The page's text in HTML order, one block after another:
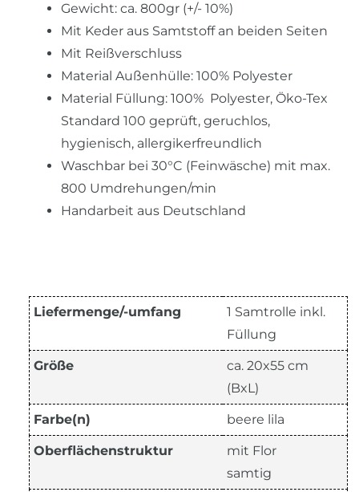
Gewicht: ca. 800gr (+/- 10%)
Mit Keder aus Samtstoff an beiden Seiten
Mit Reißverschluss
Material Außenhülle: 100% Polyester
Material Füllung: 100% Polyester, Öko-Tex
Standard 100 geprüft, geruchlos,
hygienisch, allergikerfreundlich
Waschbar bei 30°C (Feinwäsche) mit max.
800 Umdrehungen/min
Handarbeit aus Deutschland
Liefermenge/-umfang
1 Samtrolle inkl.
Füllung
Größe
ca. 20x55 cm
(BxL)
Farbe(n) beere lila
Oberflächenstruktur
mit Flor
samtig